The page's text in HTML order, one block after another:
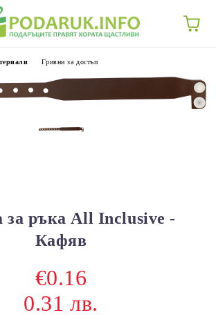
Гривни за достъп
за ръка All Inclusive -
Кафяв
€0.16
0.31 лв.